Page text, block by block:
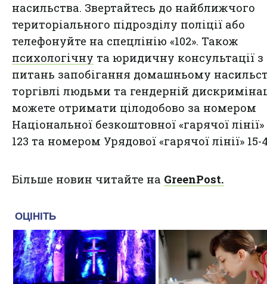
насильства. Звертайтесь до найближчого
територіального підрозділу поліції або
телефонуйте на спецлінію «102». Також
психологічну та юридичну консультації з
питань запобігання домашньому
торгівлі людьми та гендерній
можете отримати цілодобово за номером
Національної безкоштовної «гарячої лінії»
123 та номером Урядової «гарячої лінії» 15-
Більше новин читайте на GreenPost.